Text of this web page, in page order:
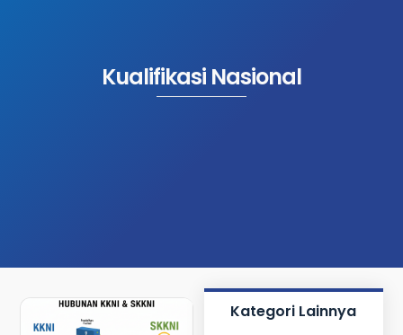
Kualifikasi Nasional
Kategori Lainnya